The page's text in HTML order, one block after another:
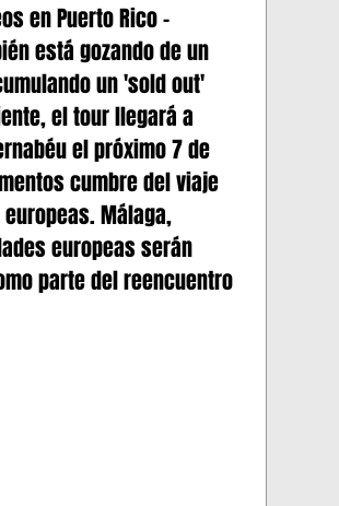
en Puerto Rico -
está gozando de un
un 'sold out'
el tour llegará a
el próximo 7 de
cumbre del viaje
Málaga,
europeas serán
parte del reencuentro